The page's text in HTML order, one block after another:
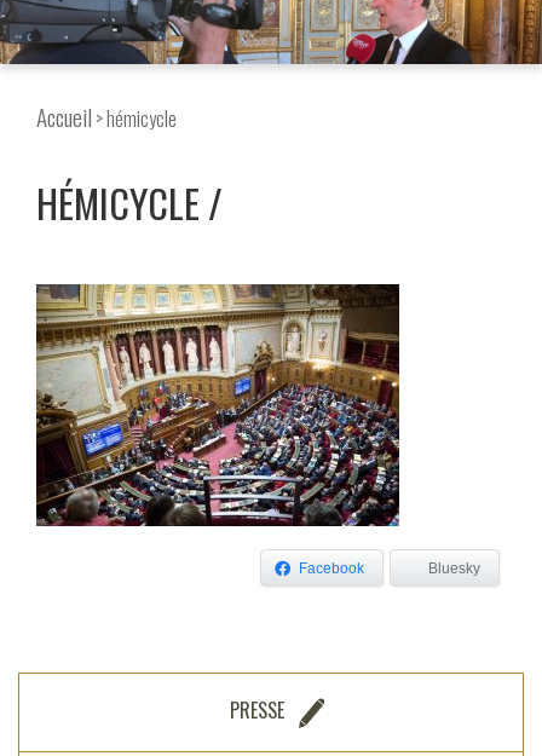
Accueil > hémicycle
HÉMICYCLE
Facebook Bluesky
PRESSE